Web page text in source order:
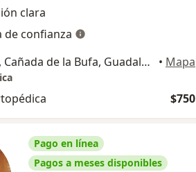
clara
de confianza
Cascada 35, Cañada de la Bufa, Guadalupe
• Mapa
$750
Pago en línea
Pagos a meses disponibles